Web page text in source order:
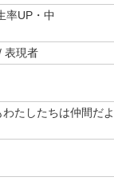
率UP・中
表現者
たしたちは仲間だよ